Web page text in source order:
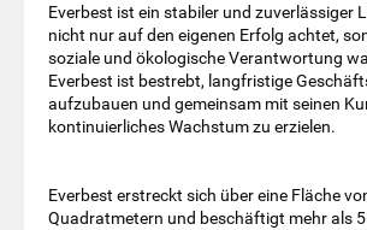
Everbest ist ein stabiler und zuverlässiger
nicht nur auf den eigenen Erfolg achtet,
soziale und ökologische Verantwortung
Everbest ist bestrebt, langfristige
aufzubauen und gemeinsam mit seinen
kontinuierliches Wachstum zu erzielen.
Everbest erstreckt sich über eine Fläche
Quadratmetern und beschäftigt mehr als